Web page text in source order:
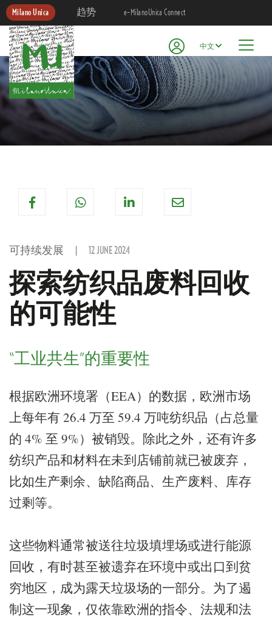
Milano Unica 趋势 e-MilanoUnica Connect
中文
可持续发展 12 JUNE 2024
探索纺织品废料回收
的可能性
“工业共生”的重要性
根据欧洲环境署（EEA）的数据，欧洲市场
上每年有 26.4 万至 59.4 万吨纺织品（占总量
的 4% 至 9%）被销毁。除此之外，还有许多
纺织产品和材料在未到店铺前就已被废弃，
比如生产剩余、缺陷商品、生产废料、库存
过剩等。
这些物料通常被送往垃圾填埋场或进行能源
回收，有时甚至被遗弃在环境中或出口到贫
穷地区，成为露天垃圾场的一部分。为了遏
制这一现象，仅依靠欧洲的指令、法规和法